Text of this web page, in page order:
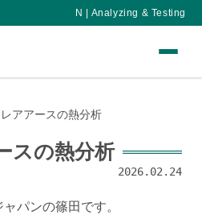
N | Analyzing & Testing
レアアースの熱分析
スの熱分析
2026.02.24
パンの篠田です。